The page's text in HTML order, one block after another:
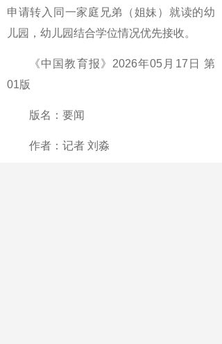
申请转入同一家庭兄弟（姐妹）就读的幼
儿园，幼儿园结合学位情况优先接收。
《中国教育报》2026年05月17日 第
01版
版名：要闻
作者：记者 刘淼